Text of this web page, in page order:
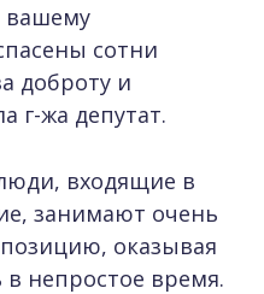
вашему
сотни
доброту и
г-жа депутат.
входящие в
занимают очень
оказывая
непростое время.